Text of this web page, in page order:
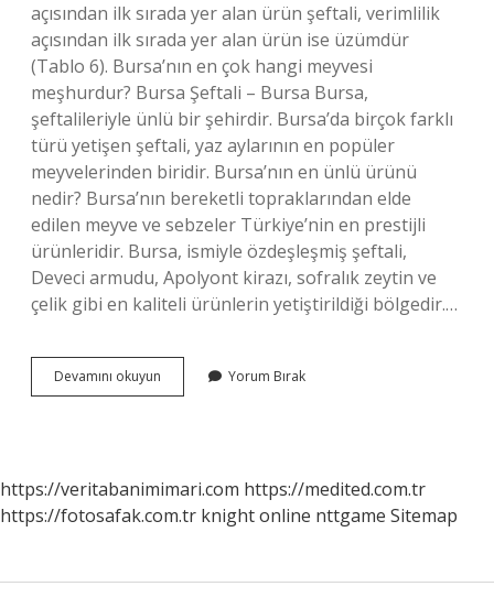
açısından ilk sırada yer alan ürün şeftali, verimlilik
açısından ilk sırada yer alan ürün ise üzümdür
(Tablo 6). Bursa’nın en çok hangi meyvesi
meşhurdur? Bursa Şeftali – Bursa Bursa,
şeftalileriyle ünlü bir şehirdir. Bursa’da birçok farklı
türü yetişen şeftali, yaz aylarının en popüler
meyvelerinden biridir. Bursa’nın en ünlü ürünü
nedir? Bursa’nın bereketli topraklarından elde
edilen meyve ve sebzeler Türkiye’nin en prestijli
ürünleridir. Bursa, ismiyle özdeşleşmiş şeftali,
Deveci armudu, Apolyont kirazı, sofralık zeytin ve
çelik gibi en kaliteli ürünlerin yetiştirildiği bölgedir.…
Devamını okuyun Bursada
Çok
Yorum Bırak
https://veritabanimimari.com https://medited.com.tr
https://fotosafak.com.tr knight online nttgame Sitemap